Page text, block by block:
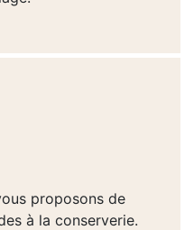
proposons de
à la conserverie.